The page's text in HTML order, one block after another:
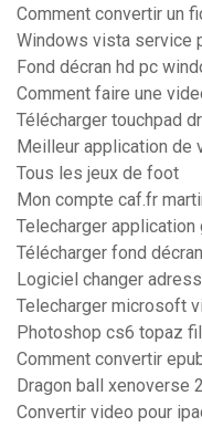
Comment convertir un
Windows vista service
Fond décran hd pc
Comment faire une
Télécharger touchpad
Meilleur application de
Tous les jeux de foot
Mon compte caf.fr
Telecharger
Télécharger fond
Logiciel changer
Telecharger microsoft
Photoshop cs6 topaz
Comment convertir
Dragon ball xenoverse
Convertir video pour